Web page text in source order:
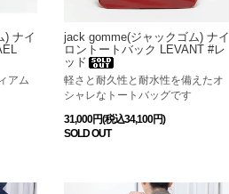
) ナイ
アム
jack gomme(ジャックゴム) ナイ
ロントートバック LEVANT #レ
ッド
軽さと耐久性と耐水性を備えたオ
シャレなトートバッグです
31,000円(税込34,100円)
SOLD OUT